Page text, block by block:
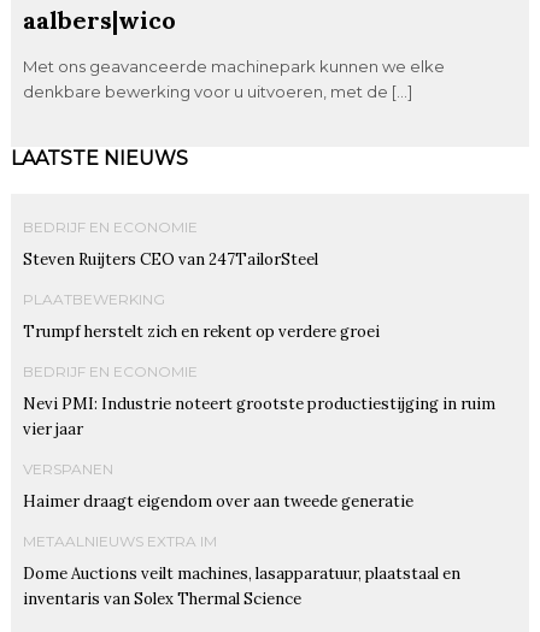
aalbers|wico
Met ons geavanceerde machinepark kunnen we elke
denkbare bewerking voor u uitvoeren, met de […]
LAATSTE NIEUWS
BEDRIJF EN ECONOMIE
Steven Ruijters CEO van 247TailorSteel
PLAATBEWERKING
Trumpf herstelt zich en rekent op verdere groei
BEDRIJF EN ECONOMIE
Nevi PMI: Industrie noteert grootste productiestijging in ruim
vier jaar
VERSPANEN
Haimer draagt eigendom over aan tweede generatie
METAALNIEUWS EXTRA IM
Dome Auctions veilt machines, lasapparatuur, plaatstaal en
inventaris van Solex Thermal Science